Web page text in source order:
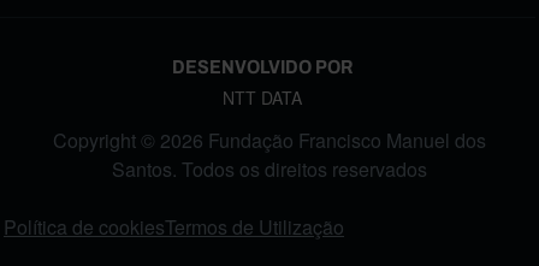
DESENVOLVIDO POR
NTT DATA
Copyright © 2026 Fundação Francisco Manuel dos
Santos. Todos os direitos reservados
Política de cookiesTermos de Utilização